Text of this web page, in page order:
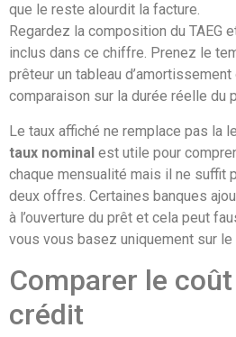
que le reste alourdit la facture.
Regardez la composition du TAEG
inclus dans ce chiffre. Prenez le
prêteur un tableau
comparaison sur la durée réelle du
Le taux affiché ne remplace pas la
taux nominal est utile pour
chaque mensualité mais il ne suffit
deux offres. Certaines banques
à l’ouverture du prêt et cela peut
vous vous basez uniquement sur le
Comparer le
crédit